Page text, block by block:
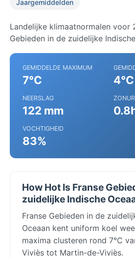
Jaargemiddelden
Landelijke klimaatnormalen voor
Gebieden in de zuidelijke
GEMIDDELDE MAXIMUM
7°C 4°C
NEERSLAG
122 mm
VOCHTIGHEID
83%
How Hot Is Franse
zuidelijke Indische
Franse Gebieden in de
Oceaan kent uniform koel
maxima clusteren rond 7°C
Viviès tot Martin-de-Viviès.